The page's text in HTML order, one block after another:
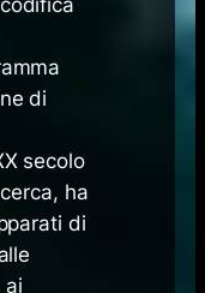
di
secolo
ha
di
ai